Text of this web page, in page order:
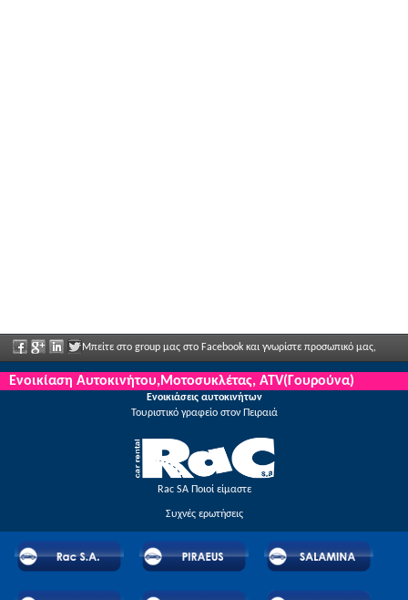
Μπείτε στο group μας στο Facebook και γνωρίστε προσωπικό μας,
πείτα μας τις απόψεις σας και απολαύστε μεγάλες εκπτώσεις και προσφορές που
Ενοικίαση Αυτοκινήτου,Μοτοσυκλέτας, ATV(Γουρούνα)
Ενοικιάσεις αυτοκινήτων
Τουριστικό γραφείο στον Πειραιά
Rac SA Ποιοί είμαστε
Συχνές ερωτήσεις